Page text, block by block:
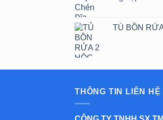
TỦ BỒN
THÔNG TIN LIÊN HỆ